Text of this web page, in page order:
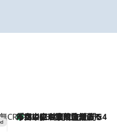
CREA'S CHOICE
2026.8.7
「立川にも歌舞伎があるんだよ」 片岡仁左衛門・市川中車ら豪華座組みで4年目の立川立飛歌舞伎へ